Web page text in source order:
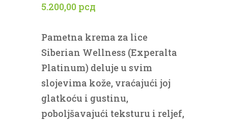
5.200,00 рсд
Pametna krema za lice
Siberian Wellness (Experalta
Platinum) deluje u svim
slojevima kože, vraćajući joj
glatkoću i gustinu,
poboljšavajući teksturu i reljef,